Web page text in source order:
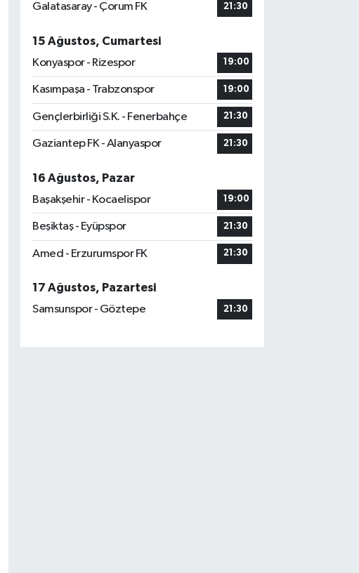
Galatasaray - Çorum FK
21:30
15 Ağustos, Cumartesi
Konyaspor - Rizespor
19:00
Kasımpaşa - Trabzonspor 19:00
Gençlerbirliği S.K. - Fenerbahçe 21:30
Gaziantep FK - Alanyaspor 21:30
16 Ağustos, Pazar
Başakşehir - Kocaelispor
19:00
Beşiktaş - Eyüpspor 21:30
Amed - Erzurumspor FK 21:30
17 Ağustos, Pazartesi
Samsunspor - Göztepe
21:30